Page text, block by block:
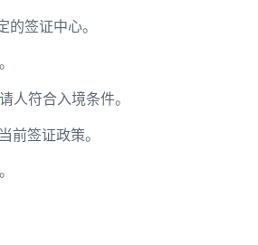
签证中心。
人符合入境条件。
前签证政策。